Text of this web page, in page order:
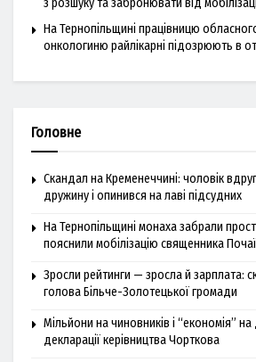
На Тернопільщині працівницю
онкологиню райлікарні підозрюють в
Головне
Скандал на Кременеччині: чоловік
дружину і опинився на лаві підсудних
На Тернопільщині монаха забрали
пояснили мобілізацію священника
Зросли рейтинги — зросла й зарплата:
голова Більче-Золотецької громади
Мільйони на чиновників і “економія”
декларації керівництва Чорткова